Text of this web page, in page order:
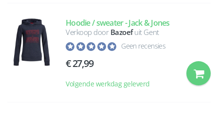
Hoodie / sweater - Jack & Jones
Verkoop door Bazoefuit Gent
Geen recensies
27,99
Volgende werkdag geleverd